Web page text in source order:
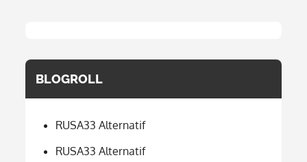
BLOGROLL
RUSA33 Alternatif
RUSA33 Alternatif